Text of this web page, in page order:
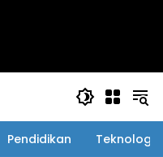
Pendidikan Teknologi